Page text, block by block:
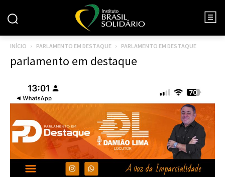
INÍCIO PARLAMENTO EM DESTAQUE PARLAMENTO EM DESTAQUE
parlamento em destaque